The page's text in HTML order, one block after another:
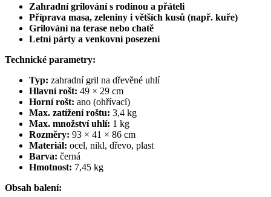
Zahradní grilování s rodinou a přáteli
Příprava masa, zeleniny i větších kusů (např. kuře)
Grilování na terase nebo chatě
Letní párty a venkovní posezení
Technické parametry:
Typ: zahradní gril na dřevěné uhlí
Hlavní rošt: 49 × 29 cm
Horní rošt: ano (ohřívací)
Max. zatížení roštu: 3,4 kg
Max. množství uhlí: 1 kg
Rozměry: 93 × 41 × 86 cm
Materiál: ocel, nikl, dřevo, plast
Barva: černá
Hmotnost: 7,45 kg
Obsah balení: